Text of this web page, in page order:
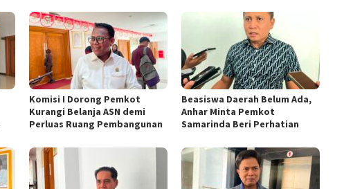
Komisi I Dorong Pemkot
Kurangi Belanja ASN demi
Perluas Ruang Pembangunan
Beasiswa Daerah Belum Ada,
Anhar Minta Pemkot
Samarinda Beri Perhatian